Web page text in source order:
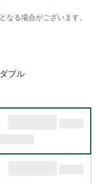
る場合がございます。
ブル